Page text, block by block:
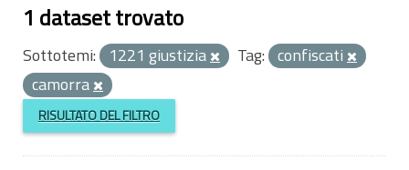
1 dataset trovato
Sottotemi: 1221 giustizia Tag: confiscati
camorra
RISULTATO DEL FILTRO